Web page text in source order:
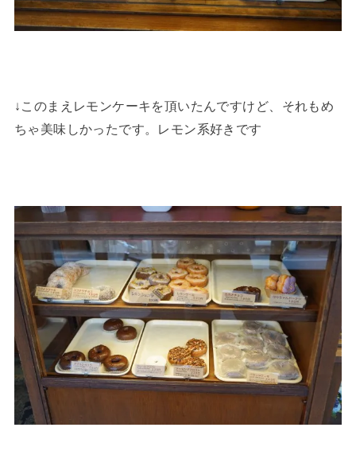
↓このまえレモンケーキを頂いたんですけど、それもめ
ちゃ美味しかったです。レモン系好きです